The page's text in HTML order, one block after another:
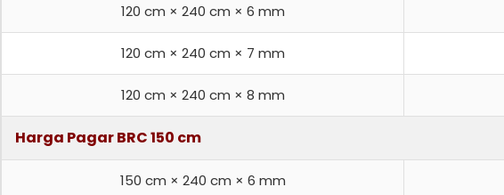
120 cm × 240 cm × 6 mm
120 cm × 240 cm × 7 mm
120 cm × 240 cm × 8 mm
Harga Pagar BRC 150 cm
150 cm × 240 cm × 6 mm